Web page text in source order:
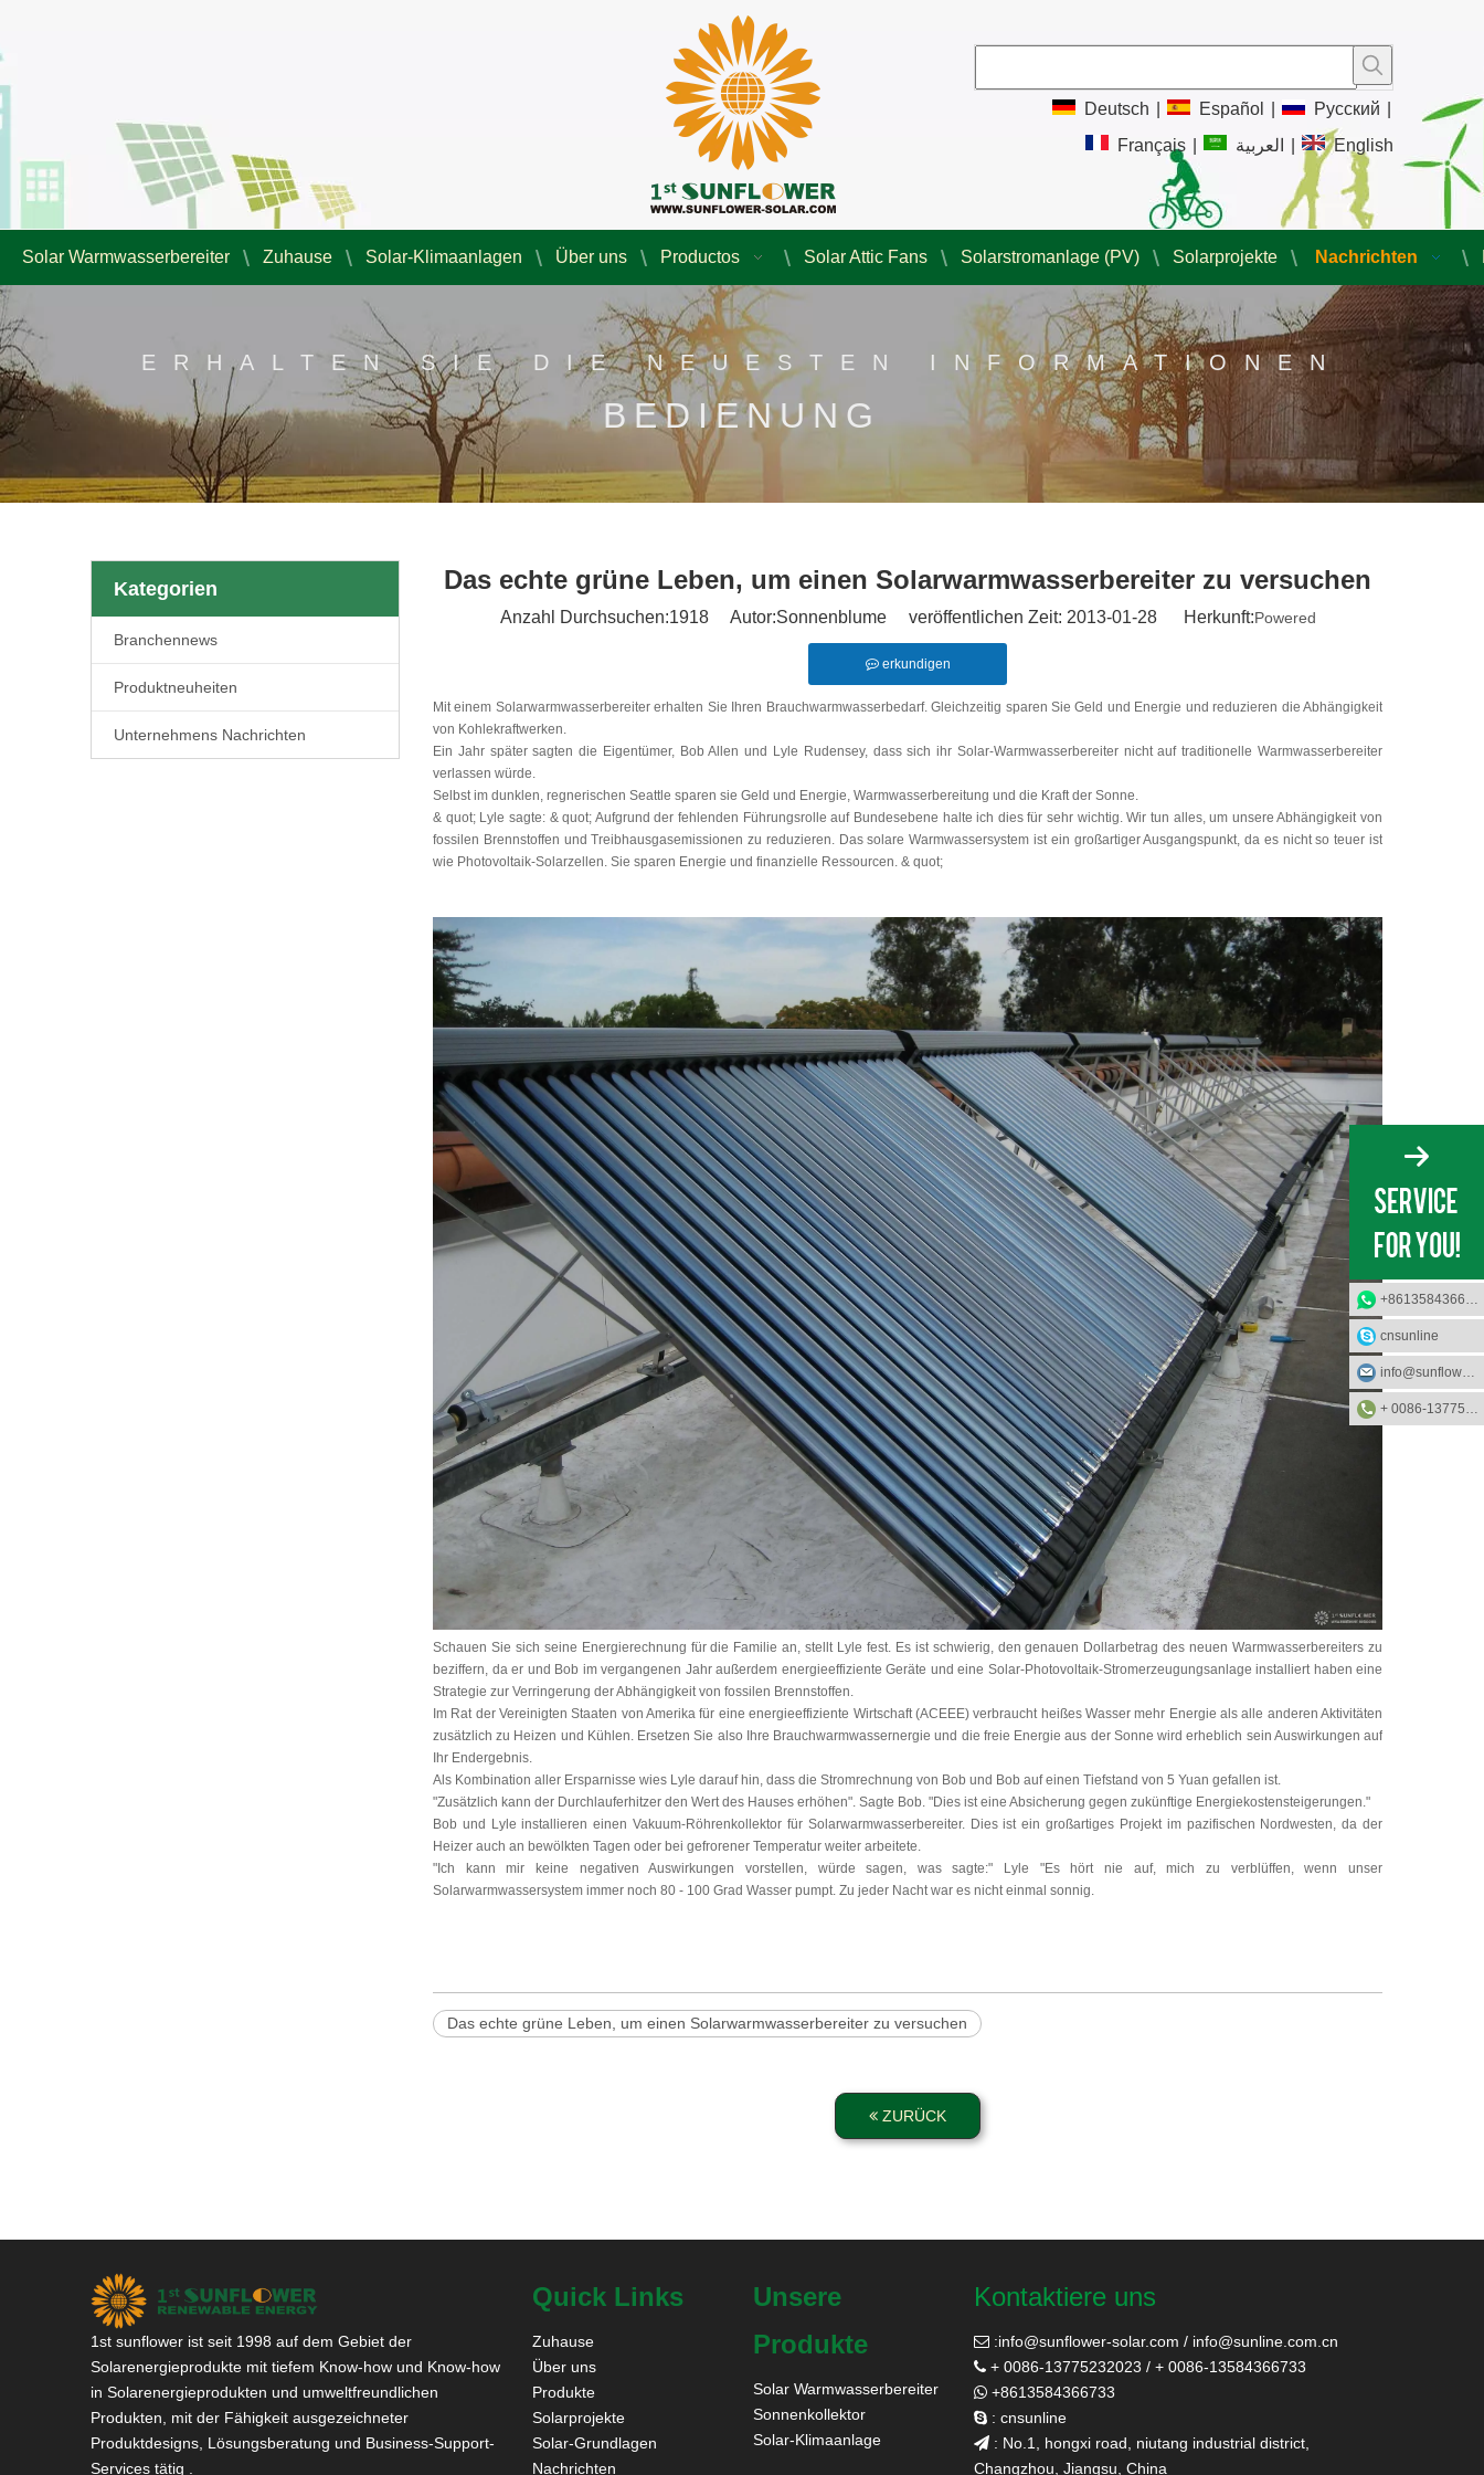
Deutsch Español Pусский
Français
العربية English
Solar Warmwasserbereiter Zuhause Solar-Klimaanlagen Über uns Productos Solar Attic Fans Solarstromanlage (PV) Solarprojekte Nachrichten
ERHALTEN SIE DIE NEUESTEN INFORMATIONEN
BEDIENUNG
Kategorien
Branchennews
Produktneuheiten
Unternehmens Nachrichten
Das echte grüne Leben, um einen Solarwarmwasserbereiter zu versuchen
Anzahl Durchsuchen:1918Autor:Sonnenblume veröffentlichen Zeit: 2013-01-28 Herkunft:Powered
erkundigen
Mit einem Solarwarmwasserbereiter erhalten Sie Ihren Brauchwarmwasserbedarf. Gleichzeitig sparen Sie Geld und Energie und reduzieren die Abhängigkeit
von Kohlekraftwerken.
Ein Jahr später sagten die Eigentümer, Bob Allen und Lyle Rudensey, dass sich ihr Solar-Warmwasserbereiter nicht auf traditionelle Warmwasserbereiter
verlassen würde.
Selbst im dunklen, regnerischen Seattle sparen sie Geld und Energie, Warmwasserbereitung und die Kraft der Sonne.
& quot; Lyle sagte: & quot; Aufgrund der fehlenden Führungsrolle auf Bundesebene halte ich dies für sehr wichtig. Wir tun alles, um unsere Abhängigkeit von
fossilen Brennstoffen und Treibhausgasemissionen zu reduzieren. Das solare Warmwassersystem ist ein großartiger Ausgangspunkt, da es nicht so teuer ist
wie Photovoltaik-Solarzellen. Sie sparen Energie und finanzielle Ressourcen. & quot;
Schauen Sie sich seine Energierechnung für die Familie an, stellt Lyle fest. Es ist schwierig, den genauen Dollarbetrag des neuen Warmwasserbereiters zu
beziffern, da er und Bob im vergangenen Jahr außerdem energieeffiziente Geräte und eine Solar-Photovoltaik-Stromerzeugungsanlage installiert haben eine
Strategie zur Verringerung der Abhängigkeit von fossilen Brennstoffen.
Im Rat der Vereinigten Staaten von Amerika für eine energieeffiziente Wirtschaft (ACEEE) verbraucht heißes Wasser mehr Energie als alle anderen Aktivitäten
zusätzlich zu Heizen und Kühlen. Ersetzen Sie also Ihre Brauchwarmwassernergie und die freie Energie aus der Sonne wird erheblich sein Auswirkungen auf
Ihr Endergebnis.
Als Kombination aller Ersparnisse wies Lyle darauf hin, dass die Stromrechnung von Bob und Bob auf einen Tiefstand von 5 Yuan gefallen ist.
"Zusätzlich kann der Durchlauferhitzer den Wert des Hauses erhöhen". Sagte Bob. "Dies ist eine Absicherung gegen zukünftige Energiekostensteigerungen."
Bob und Lyle installieren einen Vakuum-Röhrenkollektor für Solarwarmwasserbereiter. Dies ist ein großartiges Projekt im pazifischen Nordwesten, da der
Heizer auch an bewölkten Tagen oder bei gefrorener Temperatur weiter arbeitete.
"Ich kann mir keine negativen Auswirkungen vorstellen, würde sagen, was sagte:" Lyle "Es hört nie auf, mich zu verblüffen, wenn unser
Solarwarmwassersystem immer noch 80 - 100 Grad Wasser pumpt. Zu jeder Nacht war es nicht einmal sonnig.
Das echte grüne Leben, um einen Solarwarmwasserbereiter zu versuchen
ZURÜCK
1st sunflower ist seit 1998 auf dem Gebiet der
Solarenergieprodukte mit tiefem Know-how und Know-how
in Solarenergieprodukten und umweltfreundlichen
Produkten, mit der Fähigkeit ausgezeichneter
Produktdesigns, Lösungsberatung und Business-Support-
Services tätig .
Quick Links
Zuhause
Über uns
Produkte
Solarprojekte
Solar-Grundlagen
Nachrichten
Unsere
Produkte
Solar Warmwasserbereiter
Sonnenkollektor
Solar-Klimaanlage
Kontaktiere uns
 :info@sunflower-solar.com / info@sunline.com.cn
 + 0086-13775232023 / + 0086-13584366733
 +8613584366733
 : cnsunline
 : No.1, hongxi road, niutang industrial district,
Changzhou, Jiangsu, China
cnsunline